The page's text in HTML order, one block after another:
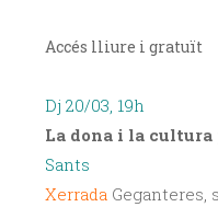
Accés lliure i gratuït
Dj 20/03, 19h
La dona i la cultura
Sants
Xerrada Geganteres,